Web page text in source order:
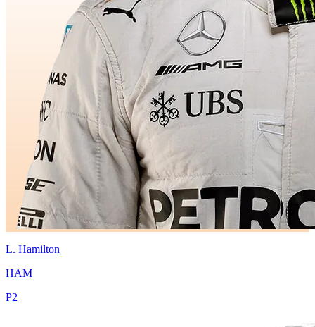
L. Hamilton
HAM
P2